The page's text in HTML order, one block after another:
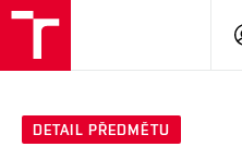
DETAIL PŘEDMĚTU